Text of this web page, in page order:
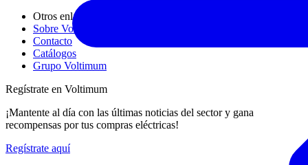
Otros enlaces
Sobre Voltimum
Contacto
Catálogos
Grupo Voltimum
Regístrate en Voltimum
¡Mantente al día con las últimas noticias del sector y gana
recompensas por tus compras eléctricas!
Regístrate aquí